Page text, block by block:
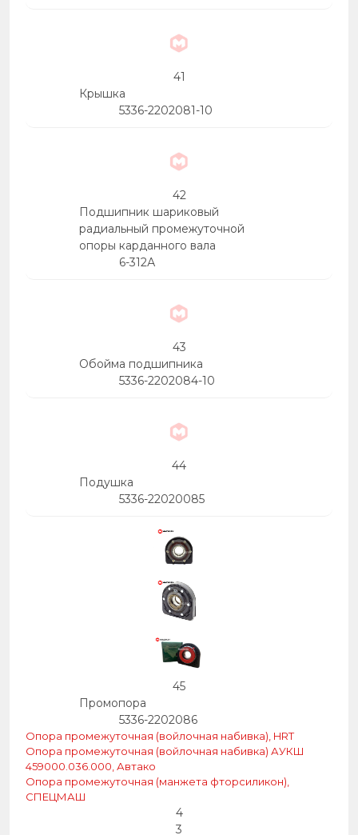
41
Крышка
5336-2202081-10
42
Подшипник шариковый
радиальный промежуточной
опоры карданного вала
6-312А
43
Обойма подшипника
5336-2202084-10
44
Подушка
5336-22020085
45
Промопора
5336-2202086
Опора промежуточная (войлочная набивка), HRT
Опора промежуточная (войлочная набивка) АУКШ
459000.036.000, Автако
Опора промежуточная (манжета фторсиликон),
СПЕЦМАШ
4
3